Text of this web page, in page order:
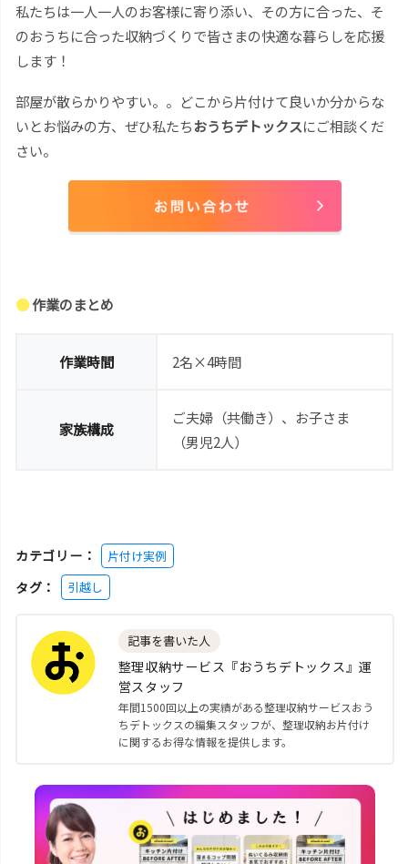
私たちは一人一人のお客様に寄り添い、その方に合った、そ
のおうちに合った収納づくりで皆さまの快適な暮らしを応援
します！
部屋が散らかりやすい。。どこから片付けて良いか分からな
いとお悩みの方、ぜひ私たちおうちデトックスにご相談くだ
さい。
●作業のまとめ
作業時間 2名×4時間
家族構成
ご夫婦（共働き）、お子さま
（男児2人）
カテゴリー： 片付け実例
タグ： 引越し
記事を書いた人
整理収納サービス『おうちデトックス』運
営スタッフ
年間1500回以上の実績がある整理収納サービスおう
ちデトックスの編集スタッフが、整理収納お片付け
に関するお得な情報を提供します。